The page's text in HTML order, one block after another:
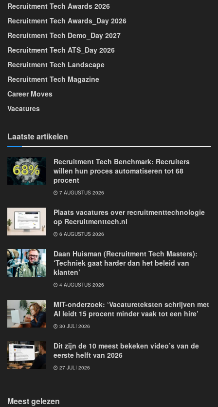
Recruitment Tech Awards 2026
Recruitment Tech Awards_Day 2026
Recruitment Tech Demo_Day 2027
Recruitment Tech ATS_Day 2026
Recruitment Tech Landscape
Recruitment Tech Magazine
Career Moves
Vacatures
Laatste artikelen
Recruitment Tech Benchmark: Recruiters
willen hun proces automatiseren tot 68
procent
7 AUGUSTUS 2026
Plaats vacatures over recruitmenttechnologie
op Recruitmenttech.nl
6 AUGUSTUS 2026
Daan Huisman (Recruitment Tech Masters):
‘Techniek gaat harder dan het beleid van
klanten’
4 AUGUSTUS 2026
MIT-onderzoek: ‘Vacatureteksten schrijven met
AI leidt 15 procent minder vaak tot een hire’
30 JULI 2026
Dit zijn de 10 meest bekeken video’s van de
eerste helft van 2026
27 JULI 2026
Meest gelezen